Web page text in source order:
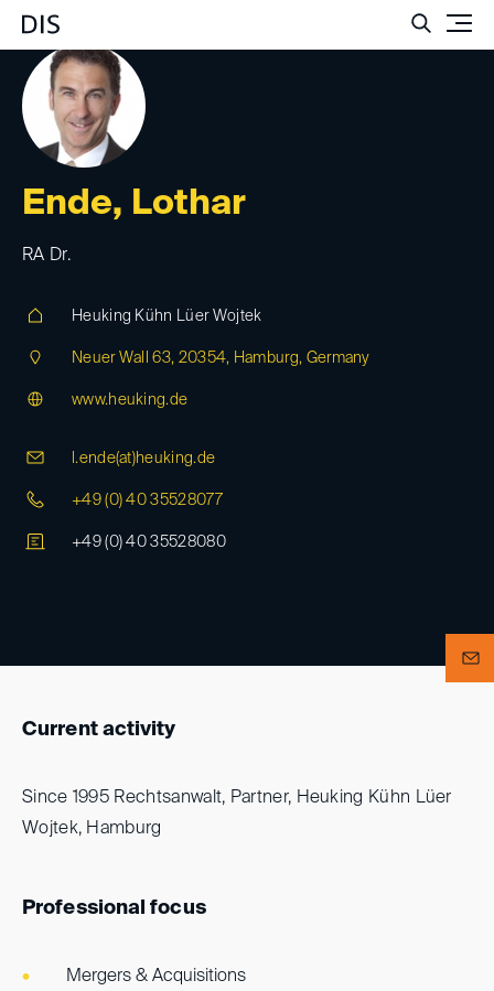
Ende, Lothar
RA Dr.
Heuking Kühn Lüer Wojtek
Neuer Wall 63, 20354, Hamburg, Germany
www.heuking.de
l.ende(at)heuking.de
+49 (0) 40 35528077
+49 (0) 40 35528080
Current activity
Since 1995 Rechtsanwalt, Partner, Heuking Kühn Lüer
Wojtek, Hamburg
Professional focus
Mergers & Acquisitions